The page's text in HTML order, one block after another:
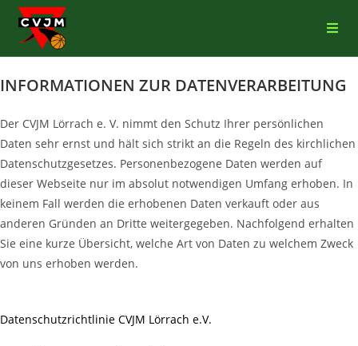
INFORMATIONEN ZUR DATENVERARBEITUNG
Der CVJM Lörrach e. V. nimmt den Schutz Ihrer persönlichen
Daten sehr ernst und hält sich strikt an die Regeln des kirchlichen
Datenschutzgesetzes. Personenbezogene Daten werden auf
dieser Webseite nur im absolut notwendigen Umfang erhoben. In
keinem Fall werden die erhobenen Daten verkauft oder aus
anderen Gründen an Dritte weitergegeben. Nachfolgend erhalten
Sie eine kurze Übersicht, welche Art von Daten zu welchem Zweck
von uns erhoben werden.
Datenschutzrichtlinie CVJM Lörrach e.V.